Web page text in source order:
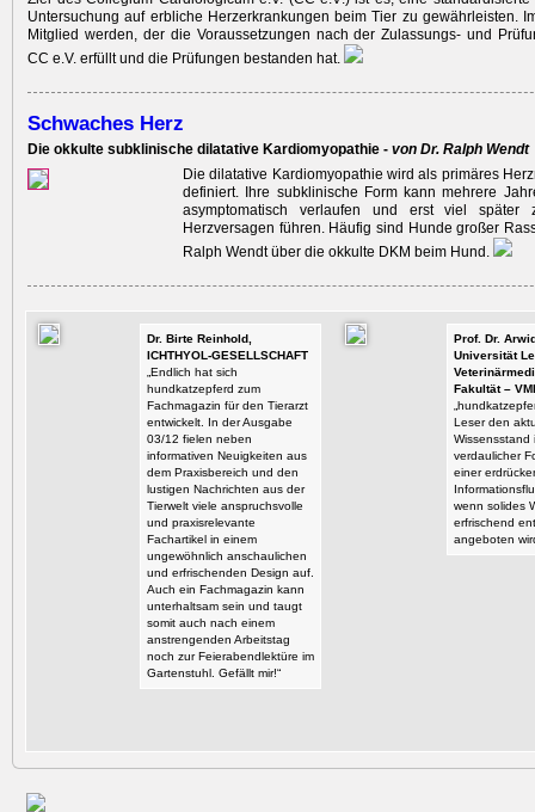
Untersuchung auf erbliche Herzerkrankungen beim Tier zu gewährleisten.
Mitglied werden, der die Voraussetzungen nach der Zulassungs- und
CC e.V. erfüllt und die Prüfungen bestanden hat.
Schwaches Herz
Die okkulte subklinische dilatative Kardiomyopathie - von Dr. Ralph Wendt
Die dilatative Kardiomyopathie wird als primäres
definiert. Ihre subklinische Form kann mehrere
asymptomatisch verlaufen und erst viel später
Herzversagen führen. Häufig sind Hunde großer
Ralph Wendt über die okkulte DKM beim Hund.
Dr. Birte Reinhold,
ICHTHYOL-GESELLSCHAFT
„Endlich hat sich
hundkatzepferd zum
Fachmagazin für den Tierarzt
entwickelt. In der Ausgabe
03/12 fielen neben
informativen Neuigkeiten aus
dem Praxisbereich und den
lustigen Nachrichten aus der
Tierwelt viele anspruchsvolle
und praxisrelevante
Fachartikel in einem
ungewöhnlich anschaulichen
und erfrischenden Design auf.
Auch ein Fachmagazin kann
unterhaltsam sein und taugt
somit auch nach einem
anstrengenden Arbeitstag
noch zur Feierabendlektüre im
Gartenstuhl. Gefällt mir!“
Prof. Dr.
Universität
Fakultät –
Leser den
Wissensstand
verdaulicher
einer
wenn solides
erfrischend
angeboten